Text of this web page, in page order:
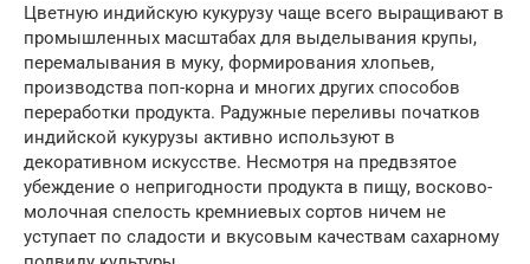
Цветную индийскую кукурузу чаще всего выращивают в
промышленных масштабах для выделывания крупы,
перемалывания в муку, формирования хлопьев,
производства поп-корна и многих других способов
переработки продукта. Радужные переливы початков
индийской кукурузы активно используют в
декоративном искусстве. Несмотря на предвзятое
убеждение о непригодности продукта в пищу, восково-
молочная спелость кремниевых сортов ничем не
уступает по сладости и вкусовым качествам сахарному